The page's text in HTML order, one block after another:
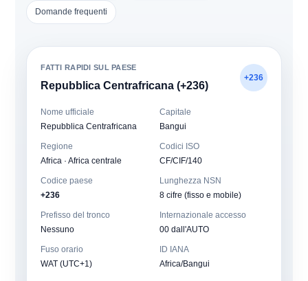
Domande frequenti
FATTI RAPIDI SUL PAESE
Repubblica Centrafricana (+236)
+236
Nome ufficiale
Repubblica Centrafricana
Capitale
Bangui
Regione
Africa · Africa centrale
Codici ISO
CF/CIF/140
Codice paese
+236
Lunghezza NSN
8 cifre (fisso e mobile)
Prefisso del tronco
Nessuno
Internazionale accesso
00 dall'AUTO
Fuso orario
WAT (UTC+1)
ID IANA
Africa/Bangui